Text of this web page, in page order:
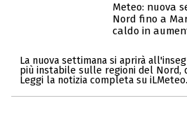
Meteo: nuova
Nord fino a
caldo in
La nuova settimana si aprirà
più instabile sulle regioni del Nord,
Leggi la notizia completa su